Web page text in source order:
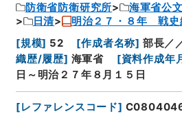
防衛省防衛研究所 海軍省公
日清
明治２７・８年 戦
[規模] 52 [作成者名称] 部長／
織歴/履歴] 海軍省 [資料作成年
日～明治２７年８月１５日
[レファレンスコード]